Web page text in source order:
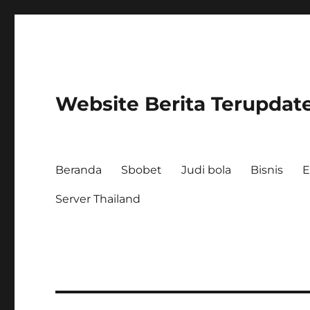
Website Berita
Beranda Sbobet Judi bola Bisnis
Server Thailand